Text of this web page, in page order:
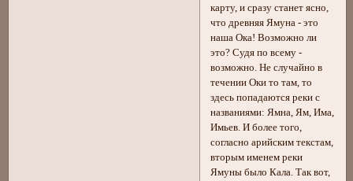
карту, и сразу станет ясно,
что древняя Ямуна - это
наша Ока! Возможно ли
это? Судя по всему -
возможно. Не случайно в
течении Оки то там, то
здесь попадаются реки с
названиями: Ямна, Ям, Има,
Имьев. И более того,
согласно арийским текстам,
вторым именем реки
Ямуны было Кала. Так вот,